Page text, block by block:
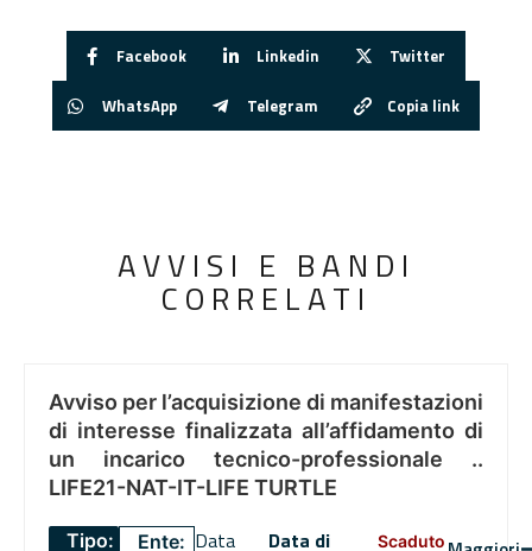
Facebook Linkedin Twitter
WhatsApp Telegram Copia link
AVVISI E BANDI
CORRELATI
Avviso per l’acquisizione di manifestazioni
di interesse finalizzata all’affidamento di
un incarico tecnico-professionale ..
LIFE21-NAT-IT-LIFE TURTLE
Tipo: Ente: Data Data di Scaduto